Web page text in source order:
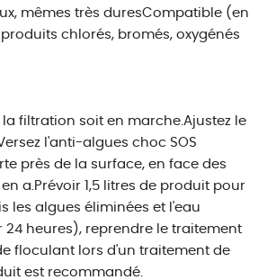
mêmes très duresCompatible (en
chlorés, bromés, oxygénés
filtration soit en marche.Ajustez le
l'anti-algues choc SOS
près de la surface, en face des
a.Prévoir 1,5 litres de produit pour
les algues éliminées et l'eau
heures), reprendre le traitement
floculant lors d'un traitement de
est recommandé.